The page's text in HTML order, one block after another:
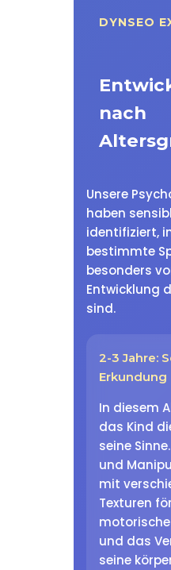
DYNSEO
nach
Unsere
haben
identifiziert,
bestimmte
besonders
Entwicklung
sind.
2-3 Jahre:
Erkundung
In diesem
das Kind
seine
und
mit
Texturen
und das
seine